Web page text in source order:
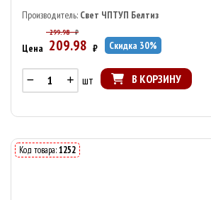
Производитель: Свет ЧПТУП Белтиз
299.98 ₽
Цена 209.98 ₽ Скидка 30%
шт В КОРЗИНУ
Код товара:1252